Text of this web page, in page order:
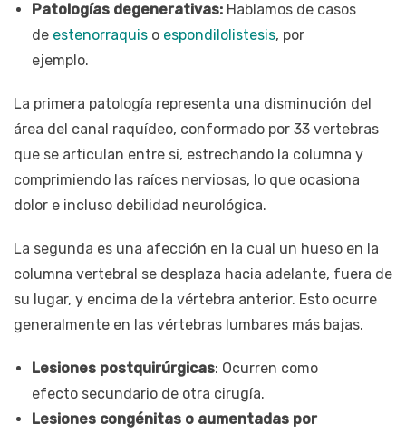
Patologías degenerativas: Hablamos de casos
de estenorraquis o espondilolistesis, por
ejemplo.
La primera patología representa una disminución del
área del canal raquídeo, conformado por 33 vertebras
que se articulan entre sí, estrechando la columna y
comprimiendo las raíces nerviosas, lo que ocasiona
dolor e incluso debilidad neurológica.
La segunda es una afección en la cual un hueso en la
columna vertebral se desplaza hacia adelante, fuera de
su lugar, y encima de la vértebra anterior. Esto ocurre
generalmente en las vértebras lumbares más bajas.
Lesiones postquirúrgicas: Ocurren como
efecto secundario de otra cirugía.
Lesiones congénitas o aumentadas por